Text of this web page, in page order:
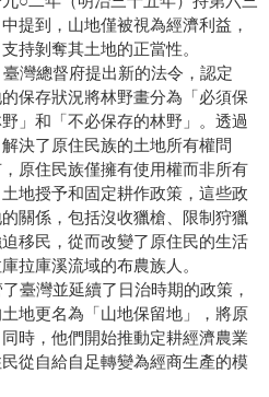
提到，山地僅被視為經濟利益，
持剝奪其土地的正當性。
灣總督府提出新的法令，認定
保存狀況將林野畫分為「必須保
」和「不必保存的林野」。透過
決了原住民族的土地所有權問
原住民族僅擁有使用權而非所有
地授予和固定耕作政策，這些政
關係，包括沒收獵槍、限制狩獵
移民，從而改變了原住民的生活
拉庫溪流域的布農族人。
臺灣並延續了日治時期的政策，
地更名為「山地保留地」，將原
時，他們開始推動定耕經濟農業
從自給自足轉變為經商生產的模